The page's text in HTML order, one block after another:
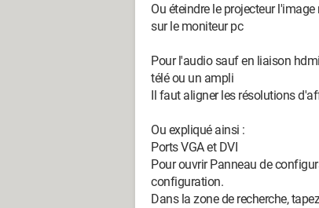
Ou éteindre le projecteur
sur le moniteur pc
Pour l'audio sauf en liaison
télé ou un ampli
Il faut aligner les résolutions
Ou expliqué ainsi :
Ports VGA et DVI
Pour ouvrir Panneau de
configuration.
Dans la zone de recherche,